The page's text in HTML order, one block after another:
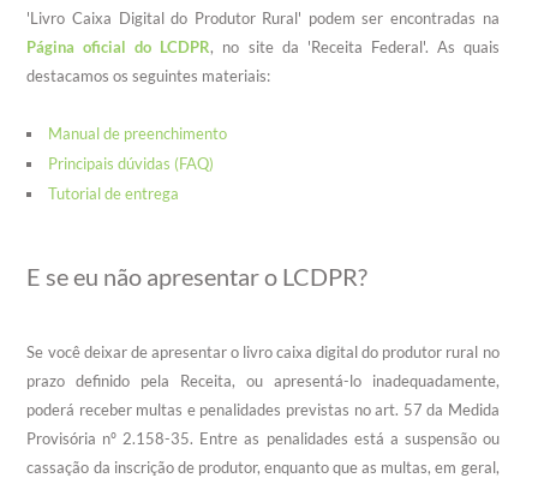
'Livro Caixa Digital do Produtor Rural' podem ser encontradas na
Página oficial do LCDPR, no site da 'Receita Federal'. As quais
destacamos os seguintes materiais:
Manual de preenchimento
Principais dúvidas (FAQ)
Tutorial de entrega
E se eu não apresentar o LCDPR?
Se você deixar de apresentar o livro caixa digital do produtor rural no
prazo definido pela Receita, ou apresentá-lo inadequadamente,
poderá receber multas e penalidades previstas no art. 57 da Medida
Provisória nº 2.158-35. Entre as penalidades está a suspensão ou
cassação da inscrição de produtor, enquanto que as multas, em geral,